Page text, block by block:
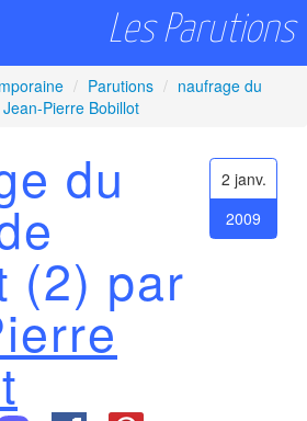
Les Parutions
/ Parutions / naufrage du
Pierre Bobillot
2 janv.
2009
du
(2) par